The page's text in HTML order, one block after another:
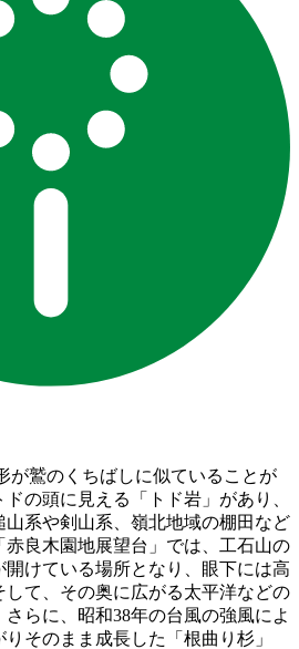
が鷲のくちばしに似ていることが
の頭に見える「トド岩」があり、
系や剣山系、嶺北地域の棚田など
良木園地展望台」では、工石山の
けている場所となり、眼下には高
て、その奥に広がる太平洋などの
らに、昭和38年の台風の強風によ
そのまま成長した「根曲り杉」